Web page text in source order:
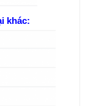
khác: